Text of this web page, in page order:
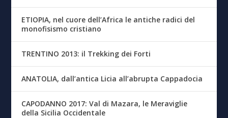
ETIOPIA, nel cuore dell’Africa le antiche radici del
monofisismo cristiano
TRENTINO 2013: il Trekking dei Forti
ANATOLIA, dall’antica Licia all’abrupta Cappadocia
CAPODANNO 2017: Val di Mazara, le Meraviglie
della Sicilia Occidentale